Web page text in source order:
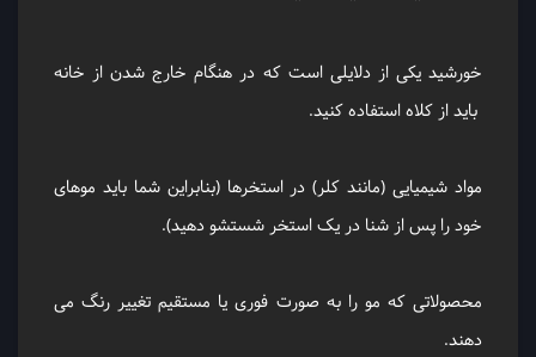
خورشید یکی از دلایلی است که در هنگام خارج شدن از خانه
باید از کلاه استفاده کنید.
مواد شیمیایی (مانند کلر) در استخرها (بنابراین شما باید موهای
خود را پس از شنا در یک استخر شستشو دهید).
محصولاتی که مو را به صورت فوری یا مستقیم تغییر رنگ می
دهند.